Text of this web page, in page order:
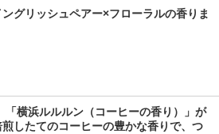
グリッシュペアー×フローラルの香りま
「横浜ルルルン（コーヒーの香り）」が
したてのコーヒーの豊かな香りで、つ